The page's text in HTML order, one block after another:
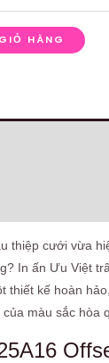
HÀNG
thiệp cưới vừa
In ấn Ưu Việt
thiết kế hoàn
màu sắc hòa